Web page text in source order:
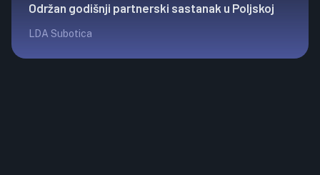
Održan godišnji partnerski sastanak u Poljskoj
LDA Subotica